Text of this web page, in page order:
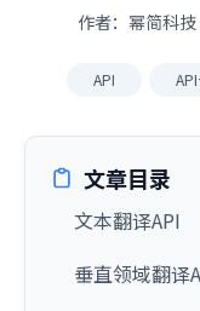
作者：幂简科
API
文章目录
文本翻译API
垂直领域翻译